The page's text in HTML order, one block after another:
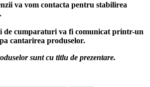
va vom contacta pentru stabilirea
de cumparaturi va fi comunicat printr-un
cantarirea produselor.
sunt cu titlu de prezentare.